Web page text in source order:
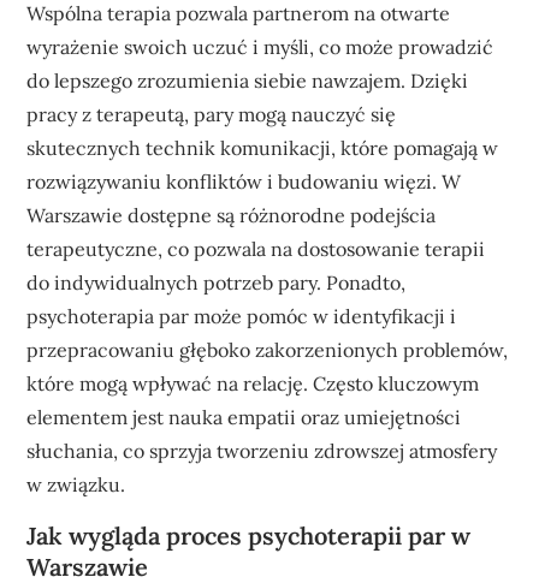
Wspólna terapia pozwala partnerom na otwarte
wyrażenie swoich uczuć i myśli, co może prowadzić
do lepszego zrozumienia siebie nawzajem. Dzięki
pracy z terapeutą, pary mogą nauczyć się
skutecznych technik komunikacji, które pomagają w
rozwiązywaniu konfliktów i budowaniu więzi. W
Warszawie dostępne są różnorodne podejścia
terapeutyczne, co pozwala na dostosowanie terapii
do indywidualnych potrzeb pary. Ponadto,
psychoterapia par może pomóc w identyfikacji i
przepracowaniu głęboko zakorzenionych problemów,
które mogą wpływać na relację. Często kluczowym
elementem jest nauka empatii oraz umiejętności
słuchania, co sprzyja tworzeniu zdrowszej atmosfery
w związku.
Jak wygląda proces psychoterapii par w
Warszawie